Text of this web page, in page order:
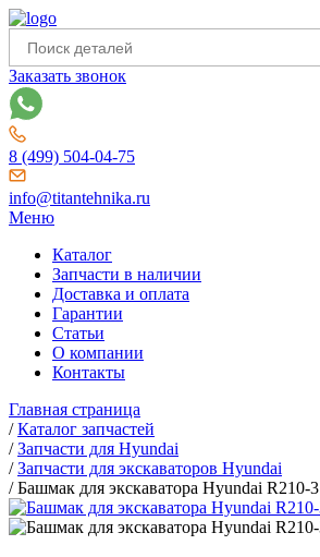
Заказать звонок
8 (499) 504-04-75
info@titantehnika.ru
Меню
Каталог
Запчасти в наличии
Доставка и оплата
Гарантии
Статьи
О компании
Контакты
Главная страница
/Каталог запчастей
/Запчасти для Hyundai
/Запчасти для экскаваторов Hyundai
/Башмак для экскаватора Hyundai R210-3